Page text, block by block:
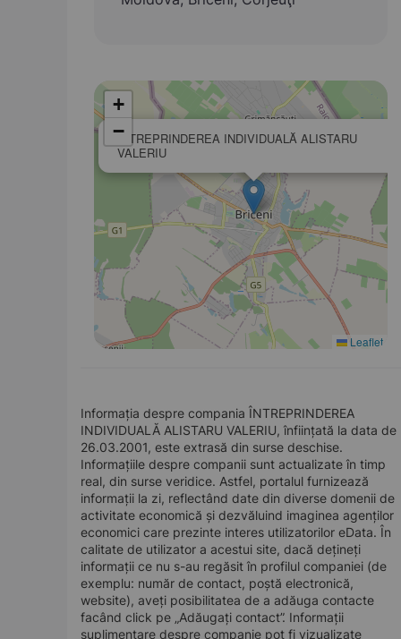
ÎNTREPRINDEREA INDIVIDUALĂ ALISTARU
VALERIU
+
−
Leaflet
Informația despre compania ÎNTREPRINDEREA
INDIVIDUALĂ ALISTARU VALERIU, înființată la data de
26.03.2001, este extrasă din surse deschise.
Informațiile despre companii sunt actualizate în timp
real, din surse veridice. Astfel, portalul furnizează
informații la zi, reflectând date din diverse domenii de
activitate economică și dezvăluind imaginea agenților
economici care prezinte interes utilizatorilor eData. În
calitate de utilizator a acestui site, dacă dețineți
informații ce nu s-au regăsit în profilul companiei (de
exemplu: număr de contact, poștă electronică,
website), aveți posibilitatea de a adăuga contacte
facând click pe „Adăugați contact”. Informații
suplimentare despre companie pot fi vizualizate